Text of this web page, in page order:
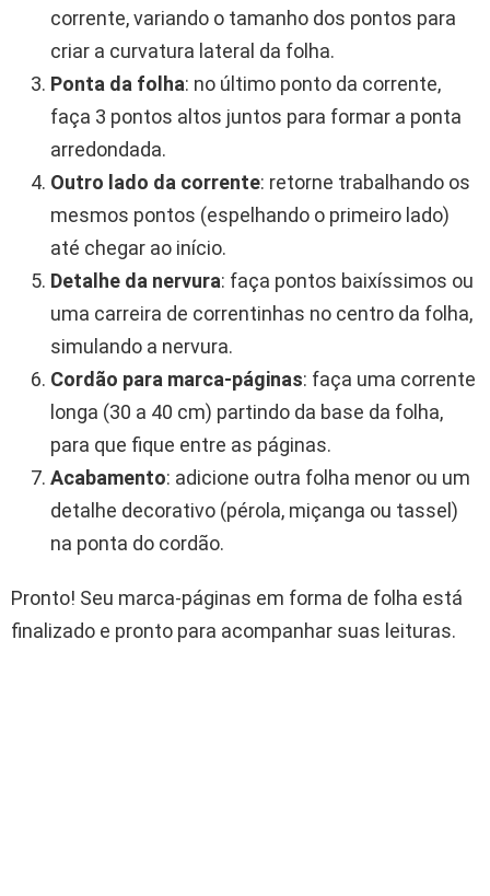
corrente, variando o tamanho dos pontos para
criar a curvatura lateral da folha.
Ponta da folha: no último ponto da corrente,
faça 3 pontos altos juntos para formar a ponta
arredondada.
Outro lado da corrente: retorne trabalhando os
mesmos pontos (espelhando o primeiro lado)
até chegar ao início.
Detalhe da nervura: faça pontos baixíssimos ou
uma carreira de correntinhas no centro da folha,
simulando a nervura.
Cordão para marca-páginas: faça uma corrente
longa (30 a 40 cm) partindo da base da folha,
para que fique entre as páginas.
Acabamento: adicione outra folha menor ou um
detalhe decorativo (pérola, miçanga ou tassel)
na ponta do cordão.
Pronto! Seu marca-páginas em forma de folha está
finalizado e pronto para acompanhar suas leituras.